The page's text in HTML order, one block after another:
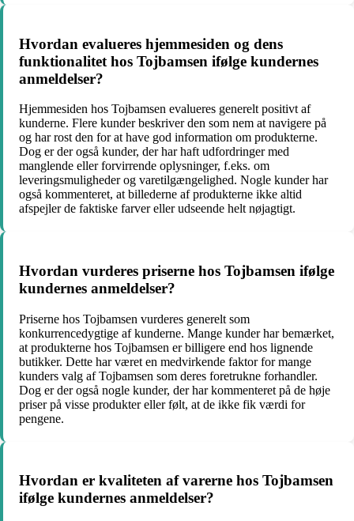
Hvordan evalueres hjemmesiden og dens
funktionalitet hos Tojbamsen ifølge kundernes
anmeldelser?
Hjemmesiden hos Tojbamsen evalueres generelt positivt af
kunderne. Flere kunder beskriver den som nem at navigere på
og har rost den for at have god information om produkterne.
Dog er der også kunder, der har haft udfordringer med
manglende eller forvirrende oplysninger, f.eks. om
leveringsmuligheder og varetilgængelighed. Nogle kunder har
også kommenteret, at billederne af produkterne ikke altid
afspejler de faktiske farver eller udseende helt nøjagtigt.
Hvordan vurderes priserne hos Tojbamsen ifølge
kundernes anmeldelser?
Priserne hos Tojbamsen vurderes generelt som
konkurrencedygtige af kunderne. Mange kunder har bemærket,
at produkterne hos Tojbamsen er billigere end hos lignende
butikker. Dette har været en medvirkende faktor for mange
kunders valg af Tojbamsen som deres foretrukne forhandler.
Dog er der også nogle kunder, der har kommenteret på de høje
priser på visse produkter eller følt, at de ikke fik værdi for
pengene.
Hvordan er kvaliteten af varerne hos Tojbamsen
ifølge kundernes anmeldelser?